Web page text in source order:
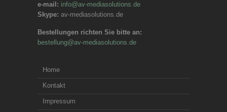
e-mail: info@av-mediasolutions.de
Skype: av-mediasolutions.de
Bestellungen richten Sie bitte an:
bestellung@av-mediasolutions.de
Home
Kontakt
Impressum